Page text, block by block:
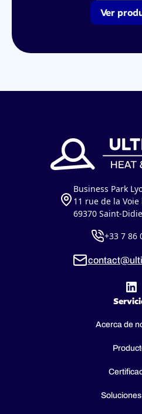
Ver
Business Park
11 rue de la
69370 Saint-
+33 7 86
Acerca de